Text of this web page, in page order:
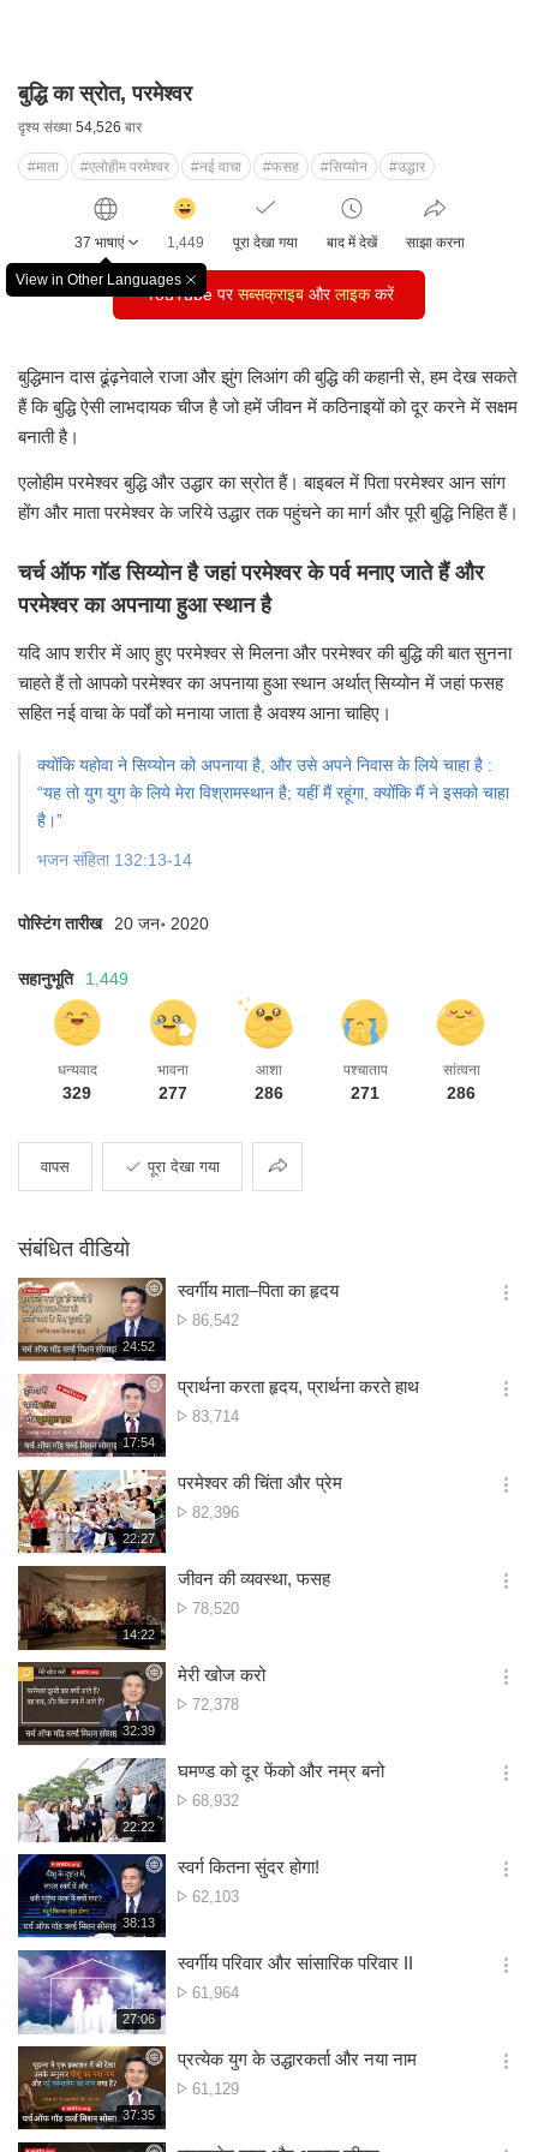
बुद्धि का स्रोत, परमेश्वर
दृश्य संख्या 54,526 बार
#माता #एलोहीम परमेश्वर #नई वाचा #फसह #सिय्योन #उद्धार
37 भाषाएं
View in Other Languages
창
클
릭
수
1,449 पूरा देखा गया बाद में देखें साझा करना
YouTube परसब्सक्राइबऔरलाइककरें
बुद्धिमान दास ढूंढ़नेवाले राजा और झुंग लिआंग की बुद्धि की कहानी से, हम देख सकते
हैं कि बुद्धि ऐसी लाभदायक चीज हैजो हमें जीवन में कठिनाइयों को दूर करने में सक्षम
बनाती है।
एलोहीम परमेश्वर बुद्धि और उद्धार का स्रोत हैं। बाइबल में पिता परमेश्वर आन सांग
होंग और माता परमेश्वर के जरियेउद्धार तक पहुंचने का मार्ग और पूरी बुद्धि निहित हैं।
चर्च ऑफ गॉड सिय्योन है जहां परमेश्वर के पर्व मनाए जाते हैं और
परमेश्वर का अपनाया हुआ स्थान है
यदि आप शरीर में आए हुए परमेश्वर से मिलना और परमेश्वर कीबुद्धि की बात सुनना
चाहते हैं तो आपको परमेश्वर काअपनाया हुआ स्थान अर्थात् सिय्योन में जहां फसह
सहितनई वाचा के पर्वों को मनाया जाता है अवश्य आना चाहिए।
क्योंकि यहोवा ने सिय्योन को अपनाया है, और उसे अपने निवास के लिये चाहा है :
“यह तो युग युग के लिये मेरा विश्रामस्थान है; यहीं मैं रहूंगा, क्योंकि मैं ने इसको चाहा
है।”
भजन संहिता 132:13-14
पोस्टिंग तारीख 20 जन॰ 2020
सहानुभूति 1,449
धन्यवाद
329
भावना
277
आशा
286
पश्चाताप
271
सांत्वना
286
वापस पूरा देखा गया
साझा
करना
संबंधित वीडियो
재
생
시
간
24:52
स्वर्गीय माता–पिता का हृदय
दृश्य
86,542
옵
기
재
생
시
간
17:54
प्रार्थना करता हृदय, प्रार्थना करते हाथ
दृश्य
83,714
옵
기
재
생
간
22:27
परमेश्वर की चिंता और प्रेम
दृश्य
82,396
옵
기
재
생
시
간
14:22
जीवन की व्यवस्था, फसह
दृश्य
78,520
옵
기
재
생
시
간
32:39
मेरी खोज करो
दृश्य
72,378
옵
기
재
생
시
간
22:22
घमण्ड को दूर फेंको और नम्र बनो
दृश्य
68,932
옵
기
재
생
시
간
38:13
स्वर्ग कितना सुंदर होगा!
दृश्य
62,103
옵
기
재
생
시
간
27:06
स्वर्गीय परिवार और सांसारिक परिवार II
दृश्य
61,964
옵
기
재
생
37:35
प्रत्येक युग के उद्धारकर्ता और नया नाम
दृश्य
61,129
옵